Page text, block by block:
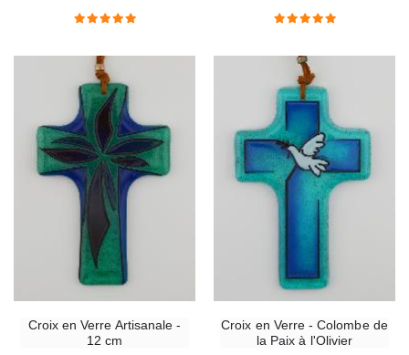
Croix en Verre Artisanale -
12 cm
Croix en Verre - Colombe de
la Paix à l'Olivier
€23.00